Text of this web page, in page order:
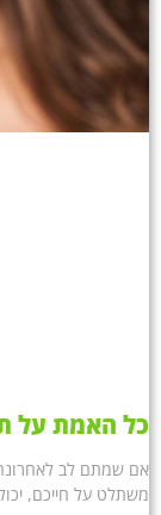
כל האמת על
אם שמתם לב
משתלט על חייכם,